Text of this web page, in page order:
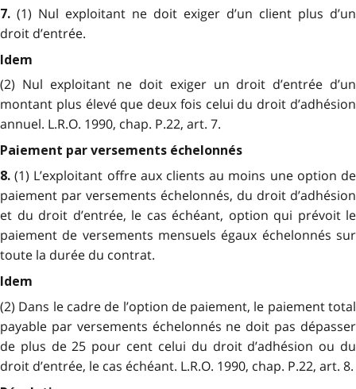
7. (1) Nul exploitant ne doit exiger d’un client plus d’un
droit d’entrée.
Idem
(2) Nul exploitant ne doit exiger un droit d’entrée d’un
montant plus élevé que deux fois celui du droit d’adhésion
annuel. L.R.O. 1990, chap. P.22, art. 7.
Paiement par versements échelonnés
8.(1) L’exploitant offre aux clients au moins une option de
paiement par versements échelonnés, du droit d’adhésion
et du droit d’entrée, le cas échéant, option qui prévoit le
paiement de versements mensuels égaux échelonnés sur
toute la durée du contrat.
Idem
(2) Dans le cadre de l’option de paiement, le paiement total
payable par versements échelonnés ne doit pas dépasser
de plus de 25 pour cent celui du droit d’adhésion ou du
droit d’entrée, le cas échéant. L.R.O. 1990, chap. P.22, art. 8.